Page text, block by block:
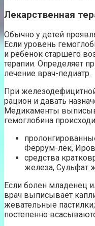
Лекарственная
Обычно у детей
Если уровень
и ребенок старшего
терапии. Определяет
лечение врач-педиатр.
При
рацион и давать
Медикаменты
гемоглобина
Феррум-лек,
средства
железа, Сульфат
Если болен младенец
врач выписывает
жевательные
постепенно